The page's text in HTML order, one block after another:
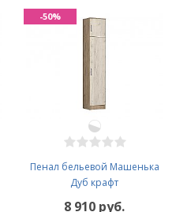
Пенал бельевой Машенька
Дуб крафт
8 910 руб.
-50%